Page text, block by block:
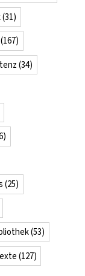
(31)
(167)
(34)
(25)
(53)
(127)